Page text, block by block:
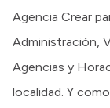
Agencia Crear
Administración,
Agencias y
localidad. Y